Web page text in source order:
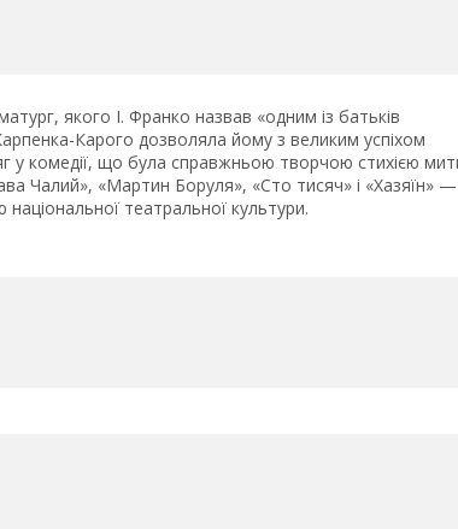
якого І. Франко назвав «одним із батьків
Карого дозволяла йому з великим успіхом
у комедії, що була справжньою творчою стихією
Чалий», «Мартин Боруля», «Сто тисяч» і «Хазяїн»
національної театральної культури.